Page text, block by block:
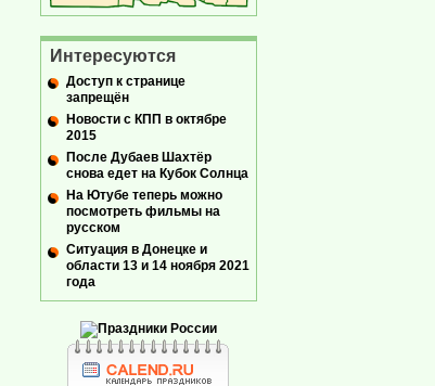
Интересуются
Доступ к странице
запрещён
Новости с КПП в октябре
2015
После Дубаев Шахтёр
снова едет на Кубок Солнца
На Ютубе теперь можно
посмотреть фильмы на
русском
Ситуация в Донецке и
области 13 и 14 ноября 2021
года